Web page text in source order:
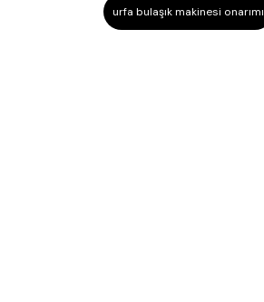
urfa bulaşık makinesi onarımı